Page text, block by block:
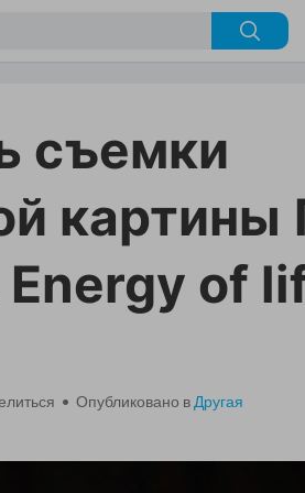
съемки
картины
of
• Опубликовано в Другая